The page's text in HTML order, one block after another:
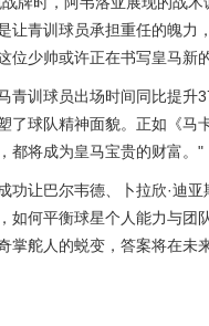
青训球员承担重任的魄力
位少帅或许正在书写皇马新
青训球员出场时间同比提升
了球队精神面貌。正如《马
都将成为皇马宝贵的财富。"
让巴尔韦德、卜拉欣·迪亚
如何平衡球星个人能力与团
舵人的蜕变，答案将在未